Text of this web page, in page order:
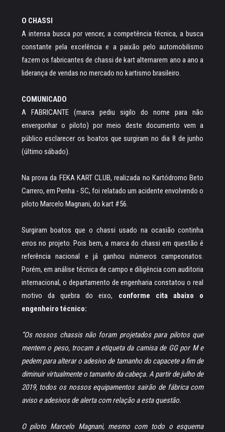
O CHASSI
A intensa busca por vencer, a competência técnica, a busca
constante pela excelência e a paixão pelo automobilismo
fazem os fabricantes de chassi de kart alternarem ano a ano a
liderança de vendas no mercado no kartismo brasileiro.
COMUNICADO
A FABRICANTE (marca pediu sigilo do nome para não
envergonhar o piloto) por meio deste documento vem a
público esclarecer os boatos que surgiram no dia 8 de junho
(último sábado).
Na prova da FEKA KART CLUB, realizada no Kartódromo Beto
Carrero, em Penha - SC, foi relatado um acidente envolvendo o
piloto Marcelo Magnani, do kart #56.
Surgiram boatos que o chassi usado na ocasião continha
erros no projeto. Pois bem, a marca do chassi em questão é
referência nacional e já ganhou inúmeros campeonatos.
Porém, em análise técnica de campo e diligência com auditoria
internacional, o departamento de engenharia constatou o real
motivo da quebra do eixo, conforme cita abaixo o
engenheiro técnico:
“Os nossos chassis não foram projetados para pilotos que
mentem o peso, trocam a etiqueta da camisa de GG por M e
pedem para alterar o adesivo de tamanho do capacete a fim de
diminuir virtualmente o tamanho da cabeça. A partir de julho de
2019, todos os nossos equipamentos sairão de fábrica com
aviso e adesivos de alerta com relação a esta questão.
O piloto Marcelo Magnani, mesmo com todo o esquema